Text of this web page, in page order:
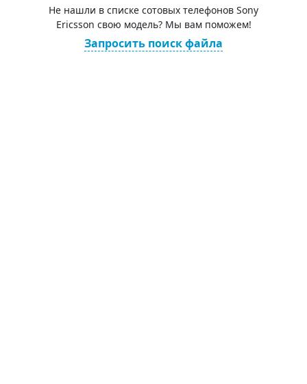
Не нашли в списке сотовых телефонов Sony
Ericsson свою модель? Мы вам поможем!
Запросить поиск файла